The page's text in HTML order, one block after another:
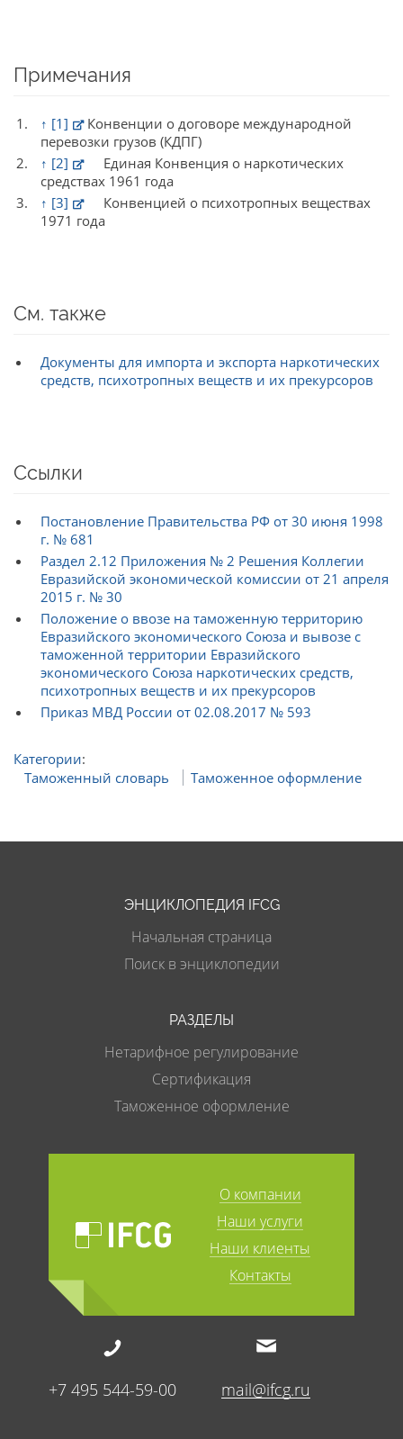
Примечания
↑ [1]
Конвенции о договоре международной
перевозки грузов (КДПГ)
↑ [2]
Единая Конвенция о наркотических
средствах 1961 года
↑ [3]
Конвенцией о психотропных веществах
1971 года
См. также
Документы для импорта и экспорта наркотических
средств, психотропных веществ и их прекурсоров
Ссылки
Постановление Правительства РФ от 30 июня 1998
г. № 681
Раздел 2.12 Приложения № 2 Решения Коллегии
Евразийской экономической комиссии от 21 апреля
2015 г. № 30
Положение о ввозе на таможенную территорию
Евразийского экономического Союза и вывозе с
таможенной территории Евразийского
экономического Союза наркотических средств,
психотропных веществ и их прекурсоров
Приказ МВД России от 02.08.2017 № 593
Категории:
Таможенный словарь
Таможенное оформление
ЭНЦИКЛОПЕДИЯ IFCG
Начальная страница
Поиск в энциклопедии
РАЗДЕЛЫ
Нетарифное регулирование
Сертификация
Таможенное оформление
О компании
Наши услуги
Наши клиенты
Контакты
+7 495 544-59-00 mail@ifcg.ru